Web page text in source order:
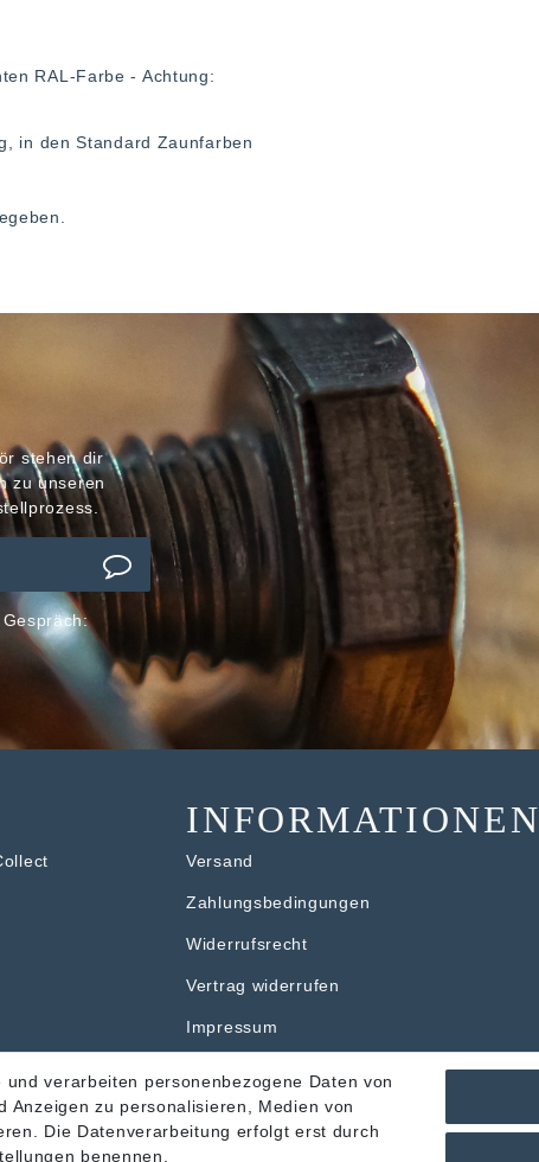
RAL-Farbe - Achtung:
in den Standard Zaunfarben
stehen dir
zu unseren
INFORMATIONEN
Versand
Zahlungsbedingungen
Widerrufsrecht
Vertrag widerrufen
Impressum
AGB
verarbeiten personenbezogene Daten von
Anzeigen zu personalisieren, Medien von
Die Datenverarbeitung erfolgt erst durch
benennen.